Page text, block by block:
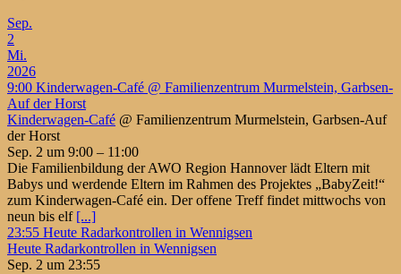
Sep.
2
Mi.
2026
9:00 Kinderwagen-Café @ Familienzentrum Murmelstein, Garbsen-
Auf der Horst
Kinderwagen-Café @ Familienzentrum Murmelstein, Garbsen-Auf
der Horst
Sep. 2 um 9:00 – 11:00
Die Familienbildung der AWO Region Hannover lädt Eltern mit
Babys und werdende Eltern im Rahmen des Projektes „BabyZeit!“
zum Kinderwagen-Café ein. Der offene Treff findet mittwochs von
neun bis elf [...]
23:55 Heute Radarkontrollen in Wennigsen
Heute Radarkontrollen in Wennigsen
Sep. 2 um 23:55